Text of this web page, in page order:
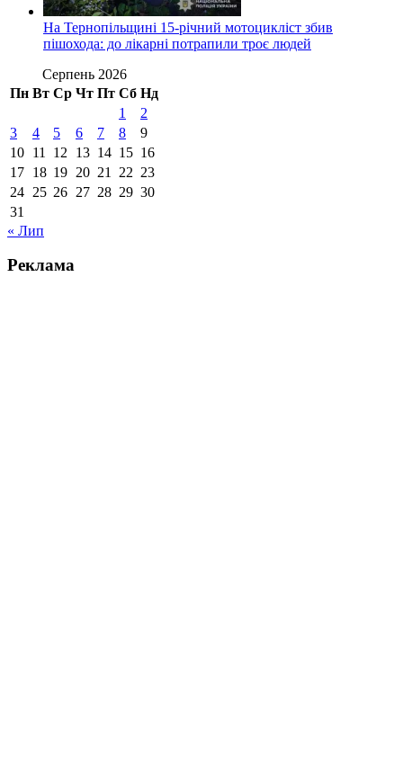
На Тернопільщині 15-річний мотоцикліст збив
пішохода: до лікарні потрапили троє людей
Серпень 2026
Пн Вт Ср Чт Пт Сб Нд
1
2
3
4 5 6 7 8
9
10 11 12 13 14 15 16
17 18 19 20 21 22 23
24 25 26 27 28 29 30
31
« Лип
Реклама